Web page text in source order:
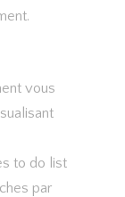
vous
to do list
par